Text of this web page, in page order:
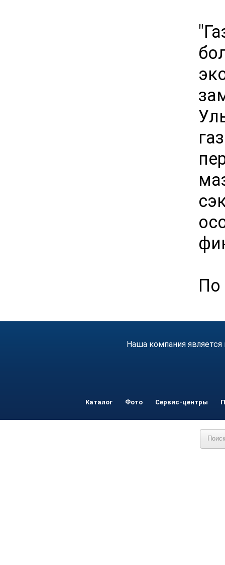
По
Наша компания
Каталог Фото Сервис-центры